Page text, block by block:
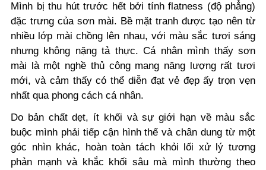
Mình bị thu hút trước hết bởi tính flatness (độ phẳng)
đặc trưng của sơn mài. Bề mặt tranh được tạo nên từ
nhiều lớp mài chồng lên nhau, với màu sắc tươi sáng
nhưng không nặng tả thực. Cá nhân mình thấy sơn
mài là một nghề thủ công mang năng lượng rất tươi
mới, và cảm thấy có thể diễn đạt vẻ đẹp ấy trọn vẹn
nhất qua phong cách cá nhân.
Do bản chất dẹt, ít khối và sự giới hạn về màu sắc
buộc mình phải tiếp cận hình thể và chân dung từ một
góc nhìn khác, hoàn toàn tách khỏi lối xử lý tương
phản mạnh và khắc khối sâu mà mình thường theo